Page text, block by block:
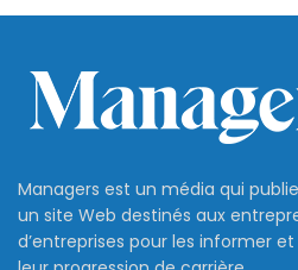
Managers est un média qui
un site Web destinés aux
d’entreprises pour les informer